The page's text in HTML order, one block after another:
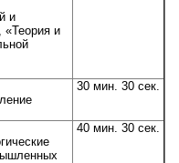
и
«Теория и
30 мин. 30 сек.
40 мин. 30 сек.